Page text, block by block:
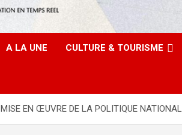
A LA UNE CULTURE & TOURISME
MISE EN ŒUVRE DE LA POLITIQUE